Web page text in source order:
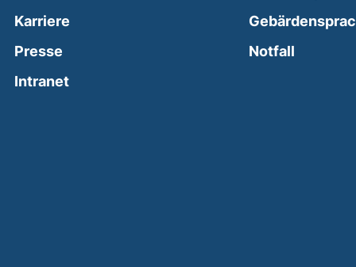
Karriere
Presse
Intranet(external link, opens in a new window)
Notfall